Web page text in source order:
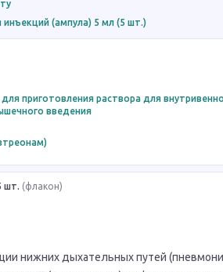
(ампула) 5 мл (5 шт.)
приготовления раствора для
введения
шт. (флакон)
нижних дыхательных путей